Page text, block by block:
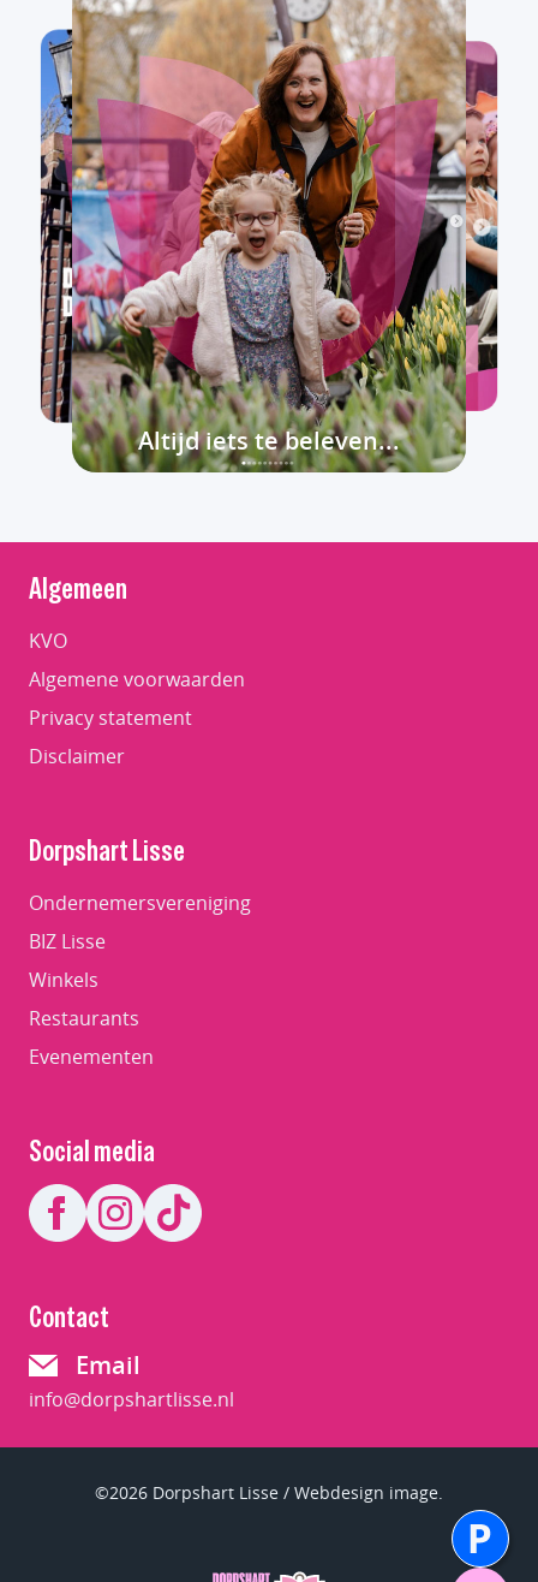
Altijd iets te beleven...
Algemeen
KVO
Algemene voorwaarden
Privacy statement
Disclaimer
Dorpshart Lisse
Ondernemersvereniging
BIZ Lisse
Winkels
Restaurants
Evenementen
Social media
Contact
Email
info@dorpshartlisse.nl
©2026 Dorpshart Lisse / Webdesign image.